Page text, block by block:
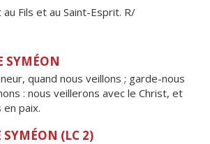
Fils et au Saint-Esprit. R/
SYMÉON
quand nous veillons ; garde-nous
: nous veillerons avec le Christ, et
paix.
SYMÉON (LC 2)